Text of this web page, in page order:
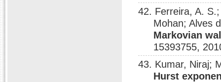
42. Ferreira, A.
Mohan; Alves
Markovian
15393755,
43. Kumar, Niraj;
Hurst